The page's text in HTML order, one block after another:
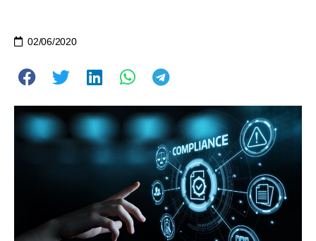
02/06/2020